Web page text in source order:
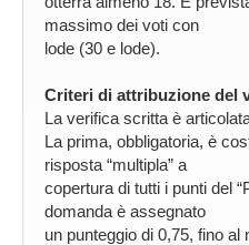
massimo dei voti con
lode (30 e lode).
Criteri di attribuzione del
La verifica scritta è
La prima, obbligatoria, è
risposta “multipla” a
copertura di tutti i punti del
domanda è assegnato
un punteggio di 0,75, fino